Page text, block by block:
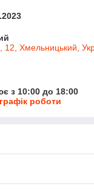
12, Хмельницький,
з 10:00 до 18:00
роботи